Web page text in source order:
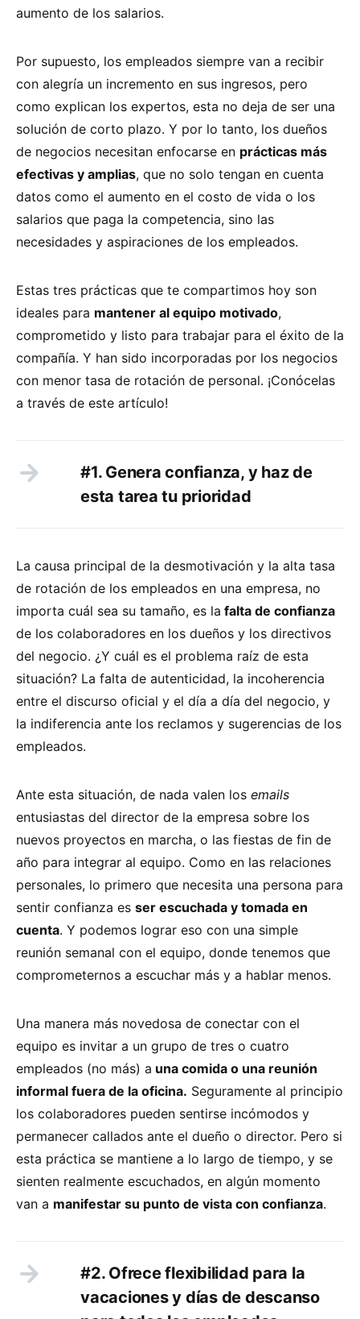
aumento de los salarios.
Por supuesto, los empleados siempre van a recibir
con alegría un incremento en sus ingresos, pero
como explican los expertos, esta no deja de ser una
solución de corto plazo. Y por lo tanto, los dueños
de negocios necesitan enfocarse en prácticas más
efectivas y amplias, que no solo tengan en cuenta
datos como el aumento en el costo de vida o los
salarios que paga la competencia, sino las
necesidades y aspiraciones de los empleados.
Estas tres prácticas que te compartimos hoy son
ideales para mantener al equipo motivado,
comprometido y listo para trabajar para el éxito de la
compañía. Y han sido incorporadas por los negocios
con menor tasa de rotación de personal. ¡Conócelas
a través de este artículo!
#1. Genera confianza, y haz de
esta tarea tu prioridad
La causa principal de la desmotivación y la alta tasa
de rotación de los empleados en una empresa, no
importa cuál sea su tamaño, es la falta de confianza
de los colaboradores en los dueños y los directivos
del negocio. ¿Y cuál es el problema raíz de esta
situación? La falta de autenticidad, la incoherencia
entre el discurso oficial y el día a día del negocio, y
la indiferencia ante los reclamos y sugerencias de los
empleados.
Ante esta situación, de nada valen los emails
entusiastas del director de la empresa sobre los
nuevos proyectos en marcha, o las fiestas de fin de
año para integrar al equipo. Como en las relaciones
personales, lo primero que necesita una persona para
sentir confianza es ser escuchada y tomada en
cuenta. Y podemos lograr eso con una simple
reunión semanal con el equipo, donde tenemos que
comprometernos a escuchar más y a hablar menos.
Una manera más novedosa de conectar con el
equipo es invitar a un grupo de tres o cuatro
empleados (no más) a una comida o una reunión
informal fuera de la oficina. Seguramente al principio
los colaboradores pueden sentirse incómodos y
permanecer callados ante el dueño o director. Pero si
esta práctica se mantiene a lo largo de tiempo, y se
sienten realmente escuchados, en algún momento
van a manifestar su punto de vista con confianza.
#2. Ofrece flexibilidad para la
vacaciones y días de descanso